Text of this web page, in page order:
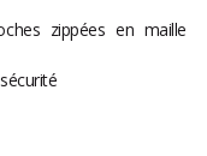
zippées en maille